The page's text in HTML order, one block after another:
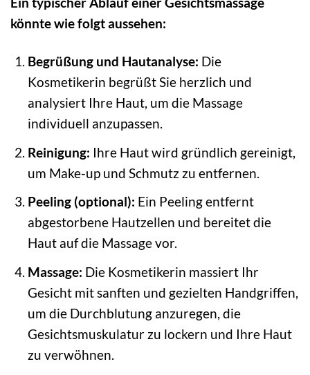
könnte wie folgt aussehen:
Begrüßung und Hautanalyse: Die
Kosmetikerin begrüßt Sie herzlich und
analysiert Ihre Haut, um die Massage
individuell anzupassen.
Reinigung: Ihre Haut wird gründlich gereinigt,
um Make-up und Schmutz zu entfernen.
Peeling (optional): Ein Peeling entfernt
abgestorbene Hautzellen und bereitet die
Haut auf die Massage vor.
Massage: Die Kosmetikerin massiert Ihr
Gesicht mit sanften und gezielten Handgriffen,
um die Durchblutung anzuregen, die
Gesichtsmuskulatur zu lockern und Ihre Haut
zu verwöhnen.